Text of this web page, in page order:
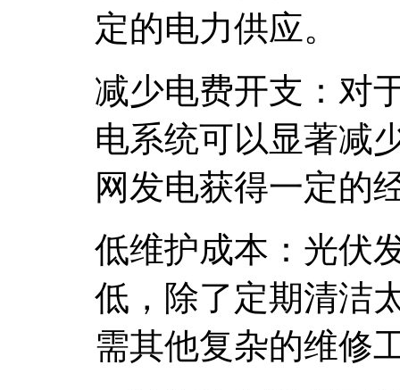
定的电力供应。
减少电费开支：对
电系统可以显著减
网发电获得一定的
低维护成本：光伏
低，除了定期清洁
需其他复杂的维修